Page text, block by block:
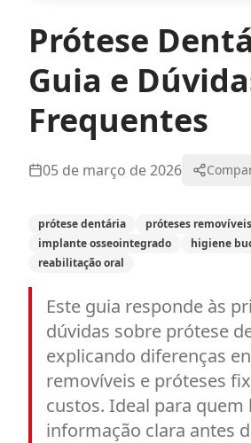
Prótese
Guia e
Frequentes
05 de março de 2026
prótese dentária próteses removíveis
implante osseointegrado
higiene
reabilitação oral
Este guia responde às
dúvidas sobre prótese
explicando diferenças
removíveis e próteses
custos. Ideal para quem
informação clara antes